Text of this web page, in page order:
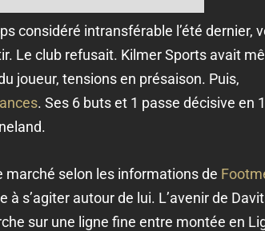
considéré intransférable l’été dernier,
Le club refusait. Kilmer Sports avait
joueur, tensions en présaison. Puis,
. Ses 6 buts et 1 passe décisive en
marché selon les informations de
s’agiter autour de lui. L’avenir de
sur une ligne fine entre montée en